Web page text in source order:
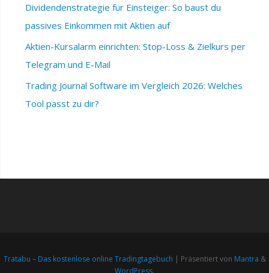
Dividendenstrategie für Einsteiger: So baust du
passives Einkommen mit Aktien auf
Aktien-Kursalarm einrichten: Stop-Loss & Zielkurs per
Telegram und E-Mail
Trading Journal Software im Vergleich 2026: Welches
Tool passt zu dir?
Tratabu – Das kostenlose online Tradingtagebuch | Präsentiert von Mantra &
WordPress.